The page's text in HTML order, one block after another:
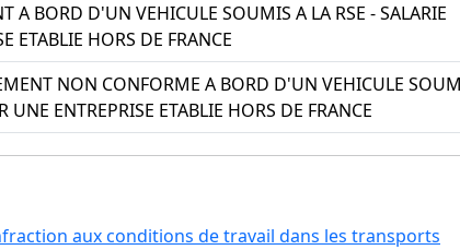
A BORD D'UN VEHICULE SOUMIS A LA RSE - SALARIE
ETABLIE HORS DE FRANCE
NON CONFORME A BORD D'UN VEHICULE
ENTREPRISE ETABLIE HORS DE FRANCE
aux conditions de travail dans les transports